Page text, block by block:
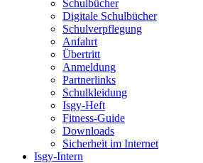
Schulbücher
Digitale Schulbücher
Schulverpflegung
Anfahrt
Übertritt
Anmeldung
Partnerlinks
Schulkleidung
Isgy-Heft
Fitness-Guide
Downloads
Sicherheit im Internet
Isgy-Intern